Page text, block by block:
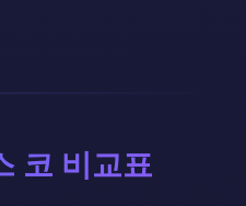
코 비교표